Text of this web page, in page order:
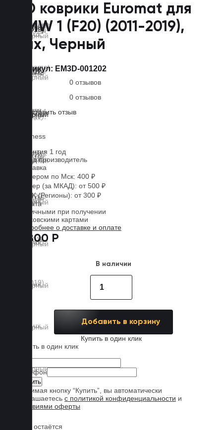
3D коврики Euromat для
BMW 1 (F20) (2011-2019),
Lux, Черный
Артикул: EM3D-001202
0 отзывов
0 отзывов
Оставить отзыв
Business
Гарантия 1 год
Завод производитель
Доставка
Курьером по Мск: 400 ₽
Курьер (за МКАД): от 500 ₽
CDEK (Регионы): от 300 ₽
Оплата
Наличными при получении
Банковскими картами
Подробнее о доставке и оплате
7 800 Р
В наличии
Добавить в корзину
Купить в один клик
Купить в один клик
Телефон
Нажимая кнопку “Купить”, вы автоматически
соглашаетесь с политикой конфиденциальности и
условиями оферты
Обувь остаётся